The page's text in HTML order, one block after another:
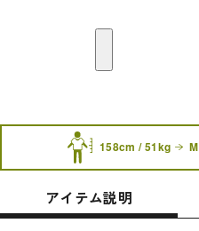
158cm / 51kg M
アイテム説明